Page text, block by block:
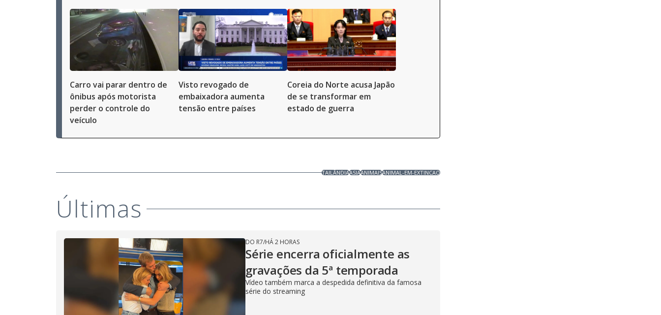
Carro vai parar dentro de
ônibus após motorista
perder o controle do
veículo
Visto revogado de
embaixadora aumenta
tensão entre países
Coreia do Norte acusa Japão
de se transformar em
estado de guerra
TAILÂNDIAASIAANIMAISANIMAL-EM-EXTINCAO
Últimas
DO R7/HÁ 2 HORAS
Série encerra oficialmente as
gravações da 5ª temporada
Vídeo também marca a despedida definitiva da famosa
série do streaming